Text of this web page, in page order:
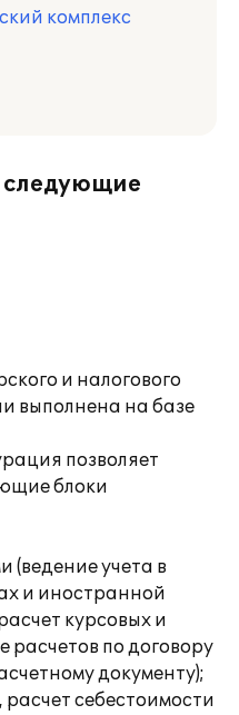
комплекс
и налогового
выполнена на базе
позволяет
блоки
(ведение учета в
и иностранной
курсовых и
расчетов по договору
документу);
себестоимости